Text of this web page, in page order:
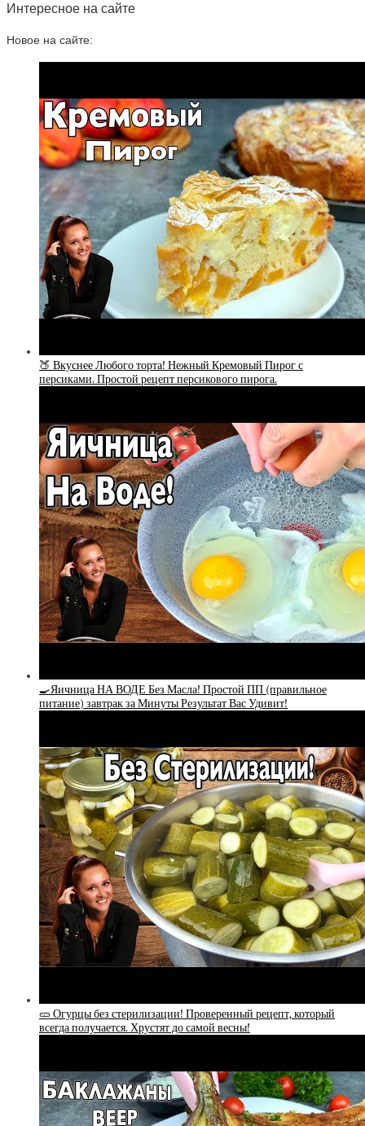
Интересное на сайте
Новое на сайте:
🍑 Вкуснее Любого торта! Нежный Кремовый Пирог с
персиками. Простой рецепт персикового пирога.
🍳Яичница НА ВОДЕ Без Масла! Простой ПП (правильное
питание) завтрак за Минуты Результат Вас Удивит!
🥒 Огурцы без стерилизации! Проверенный рецепт, который
всегда получается. Хрустят до самой весны!